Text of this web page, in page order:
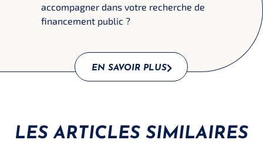
accompagner dans votre recherche de
financement public ?
EN SAVOIR PLUS
LES ARTICLES SIMILAIRES